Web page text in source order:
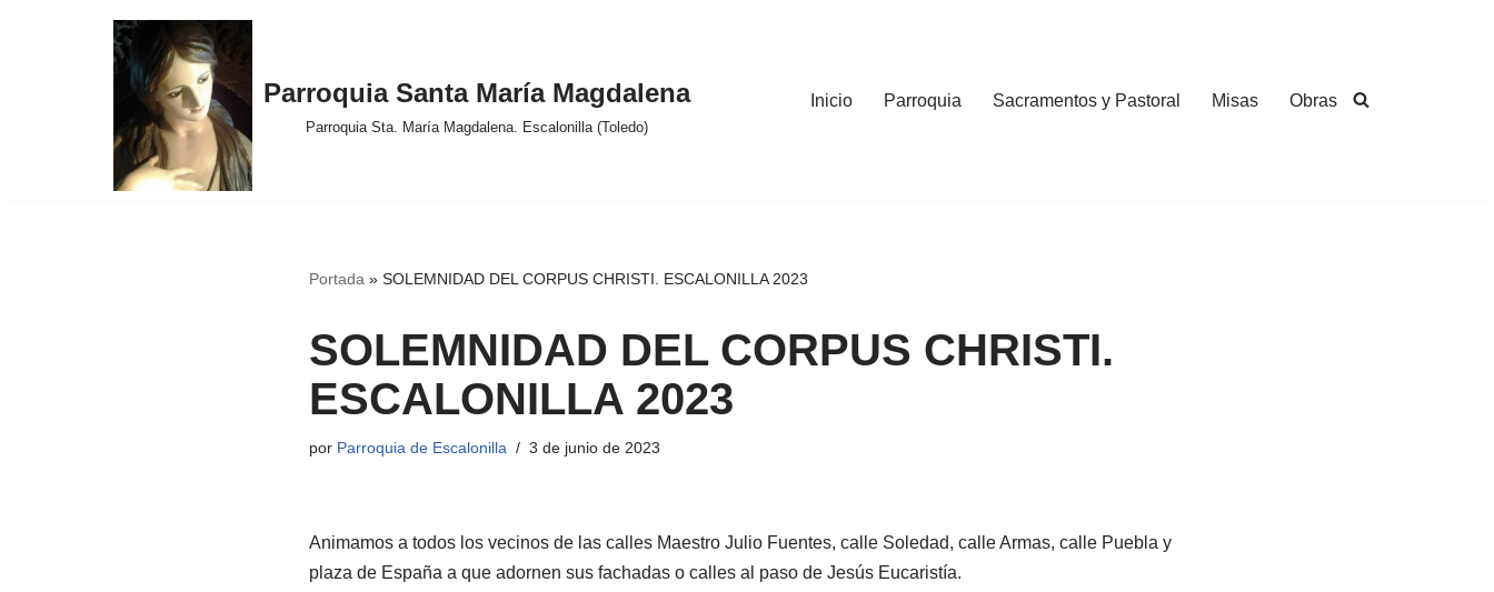
Parroquia Santa María Magdalena
Parroquia Sta. María Magdalena. Escalonilla (Toledo)
Inicio Parroquia Sacramentos y Pastoral Misas Obras
Portada » SOLEMNIDAD DEL CORPUS CHRISTI. ESCALONILLA 2023
SOLEMNIDAD DEL CORPUS CHRISTI.
ESCALONILLA 2023
por Parroquia de Escalonilla 3 de junio de 2023
Animamos a todos los vecinos de las calles Maestro Julio Fuentes, calle Soledad, calle Armas, calle Puebla y
plaza de España a que adornen sus fachadas o calles al paso de Jesús Eucaristía.